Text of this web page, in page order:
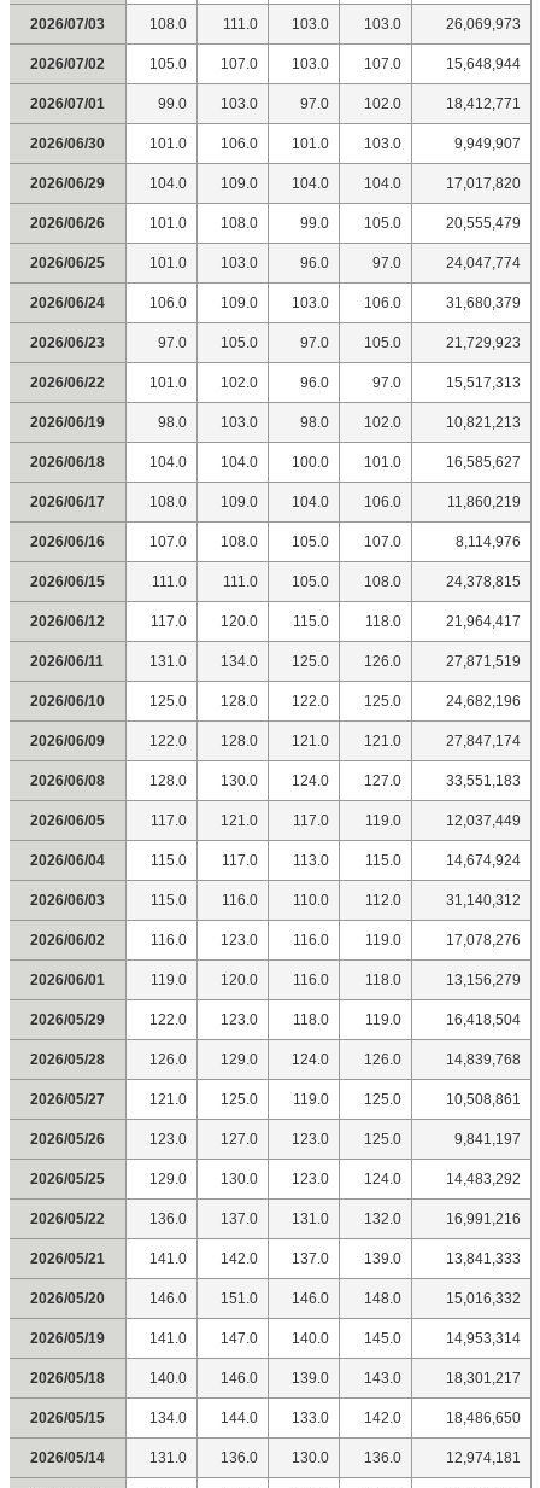
2026/07/03 108.0 111.0 103.0 103.0 26,069,973
2026/07/02 105.0 107.0 103.0 107.0 15,648,944
2026/07/01 99.0 103.0 97.0 102.0 18,412,771
2026/06/30 101.0 106.0 101.0 103.0 9,949,907
2026/06/29 104.0 109.0 104.0 104.0 17,017,820
2026/06/26 101.0 108.0 99.0 105.0 20,555,479
2026/06/25 101.0 103.0 96.0 97.0 24,047,774
2026/06/24 106.0 109.0 103.0 106.0 31,680,379
2026/06/23 97.0 105.0 97.0 105.0 21,729,923
2026/06/22 101.0 102.0 96.0 97.0 15,517,313
2026/06/19 98.0 103.0 98.0 102.0 10,821,213
2026/06/18 104.0 104.0 100.0 101.0 16,585,627
2026/06/17 108.0 109.0 104.0 106.0 11,860,219
2026/06/16 107.0 108.0 105.0 107.0 8,114,976
2026/06/15 111.0 111.0 105.0 108.0 24,378,815
2026/06/12 117.0 120.0 115.0 118.0 21,964,417
2026/06/11 131.0 134.0 125.0 126.0 27,871,519
2026/06/10 125.0 128.0 122.0 125.0 24,682,196
2026/06/09 122.0 128.0 121.0 121.0 27,847,174
2026/06/08 128.0 130.0 124.0 127.0 33,551,183
2026/06/05 117.0 121.0 117.0 119.0 12,037,449
2026/06/04 115.0 117.0 113.0 115.0 14,674,924
2026/06/03 115.0 116.0 110.0 112.0 31,140,312
2026/06/02 116.0 123.0 116.0 119.0 17,078,276
2026/06/01 119.0 120.0 116.0 118.0 13,156,279
2026/05/29 122.0 123.0 118.0 119.0 16,418,504
2026/05/28 126.0 129.0 124.0 126.0 14,839,768
2026/05/27 121.0 125.0 119.0 125.0 10,508,861
2026/05/26 123.0 127.0 123.0 125.0 9,841,197
2026/05/25 129.0 130.0 123.0 124.0 14,483,292
2026/05/22 136.0 137.0 131.0 132.0 16,991,216
2026/05/21 141.0 142.0 137.0 139.0 13,841,333
2026/05/20 146.0 151.0 146.0 148.0 15,016,332
2026/05/19 141.0 147.0 140.0 145.0 14,953,314
2026/05/18 140.0 146.0 139.0 143.0 18,301,217
2026/05/15 134.0 144.0 133.0 142.0 18,486,650
2026/05/14 131.0 136.0 130.0 136.0 12,974,181